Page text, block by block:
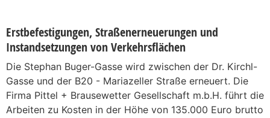
Erstbefestigungen, Straßenerneuerungen und
Instandsetzungen von Verkehrsflächen
Die Stephan Buger-Gasse wird zwischen der Dr. Kirchl-
Gasse und der B20 - Mariazeller Straße erneuert. Die
Firma Pittel + Brausewetter Gesellschaft m.b.H. führt die
Arbeiten zu Kosten in der Höhe von 135.000 Euro brutto